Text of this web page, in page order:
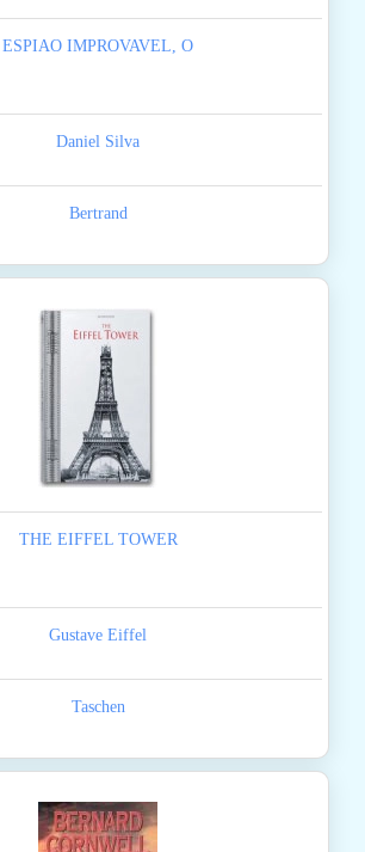
ESPIAO IMPROVAVEL, O
Daniel Silva
Bertrand
THE EIFFEL TOWER
Gustave Eiffel
Taschen